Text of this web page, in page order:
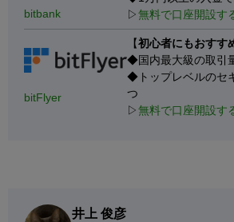
bitbank
▷無料で口座開設す
bitFlyer
【初心者にもおすす
◆国内最大級の取引
◆トップレベルのセ
つ
▷無料で口座開設す
井上 俊彦